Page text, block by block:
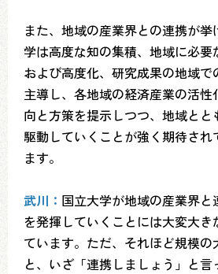
また、地域の産業界との連携が
学は高度な知の集積、地域に必
および高度化、研究成果の地域
主導し、各地域の経済産業の活
向と方策を提示しつつ、地域と
駆動していくことが強く期待さ
ます。
武川： 国立大学が地域の産業界
を発揮していくことには大変大き
ています。ただ、それほど規模
と、いざ「連携しましょう」と